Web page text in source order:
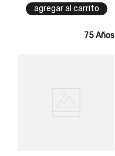
fácilmente.
agregar al carrito
75 Años